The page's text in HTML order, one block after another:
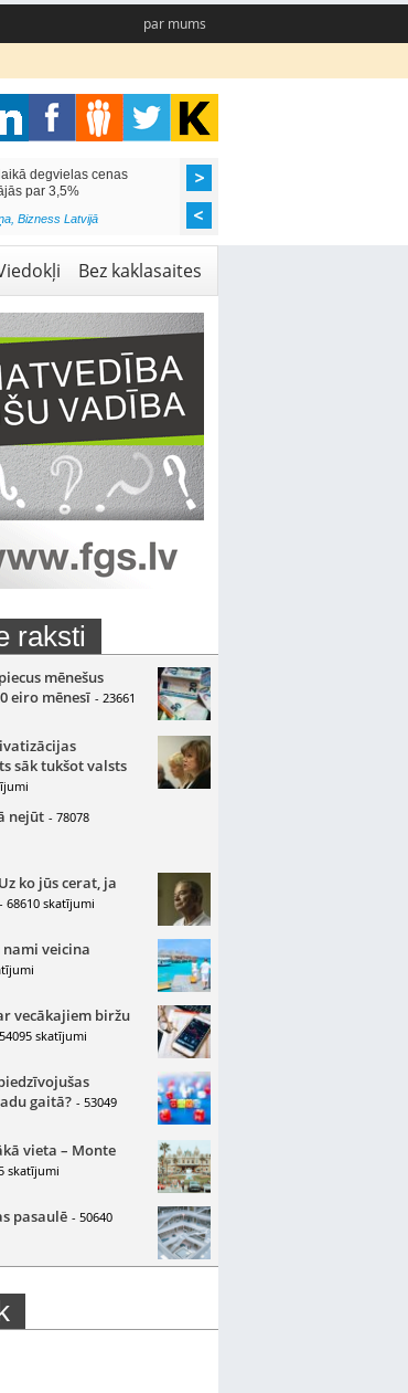
par mums
degvielas cenas
par 3,5%
, Bizness Latvijā
Bez kaklasaites
raksti
mēnešus
eiro mēnesī - 23661
sāk tukšot valsts
nejūt - 78078
ko jūs cerat, ja
- 68610 skatījumi
veicina
vecākajiem biržu
skatījumi
gaitā? - 53049
vieta – Monte
skatījumi
pasaulē - 50640